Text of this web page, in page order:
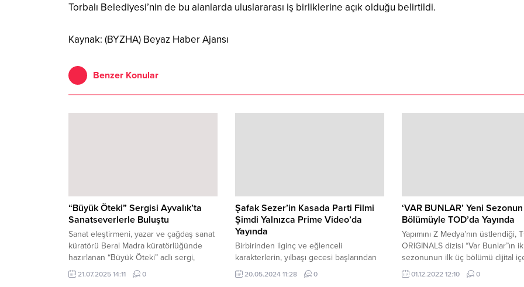
Torbalı Belediyesi’nin de bu alanlarda uluslararası iş birliklerine açık olduğu belirtildi.
Kaynak: (BYZHA) Beyaz Haber Ajansı
Benzer Konular
“Büyük Öteki” Sergisi Ayvalık’ta
Sanatseverlerle Buluştu
Sanat eleştirmeni, yazar ve çağdaş sanat
küratörü Beral Madra küratörlüğünde
hazırlanan “Büyük Öteki” adlı sergi,
Ayvalık Savoli Tarihsel Mekanda Çağdaş
Sanat Galerisi’nde kapılarını açtı.
21.07.2025 14:11 0
Şafak Sezer’in Kasada Parti Filmi
Şimdi Yalnızca Prime Video’da
Yayında
Birbirinden ilginç ve eğlenceli
karakterlerin, yılbaşı gecesi başlarından
geçen talihsiz ama komik olaylar ile
karşılaşacağınız filmin yönetmenliğini
20.05.2024 11:28 0
‘VAR BUNLAR’ Yeni
Bölümüyle TOD’da Yayında
Yapımını Z Medya’nın üstlendiği,
ORIGINALS dizisi “Var Bunlar”ın
sezonunun ilk üç bölümü dijital
platformu TOD’da izleyici ile
01.12.2022 12:10 0